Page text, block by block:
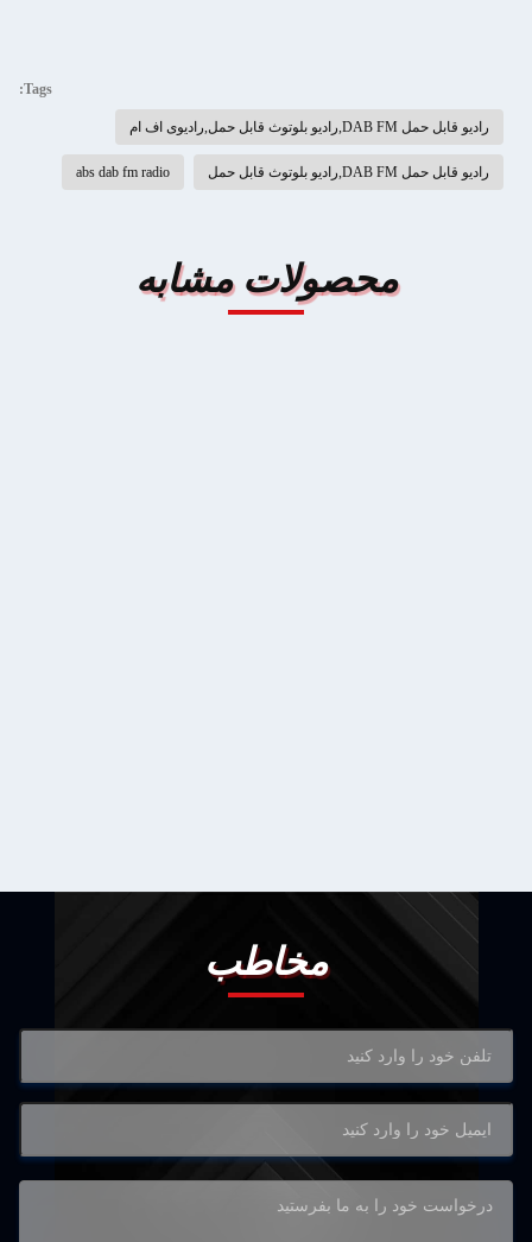
Tags:
رادیو قابل حمل DAB FM,رادیو بلوتوث قابل حمل,رادیوی اف ام
رادیو قابل حمل DAB FM,رادیو بلوتوث قابل حمل abs dab fm radio
محصولات مشابه
مخاطب